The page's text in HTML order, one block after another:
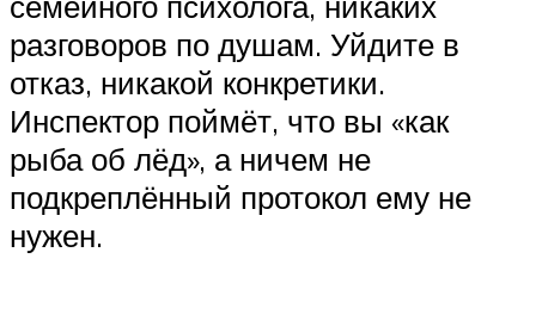
Меню
разговоров по душам. Уйдите в
отказ, никакой конкретики.
Инспектор поймёт, что вы «как
рыба об лёд», а ничем не
подкреплённый протокол ему не
нужен.